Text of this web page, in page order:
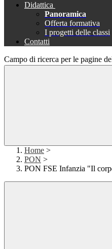
Didattica
Panoramica
Offerta formativa
I progetti delle classi
Contatti
Campo di ricerca per le pagine
Home >
PON >
PON FSE Infanzia "Il